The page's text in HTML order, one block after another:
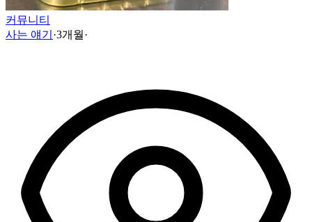
커뮤니티
사는 얘기 ·3개월·